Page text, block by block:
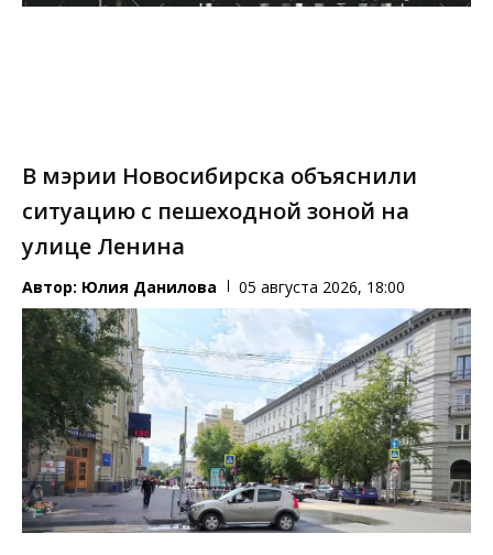
В мэрии Новосибирска объяснили
ситуацию с пешеходной зоной на
улице Ленина
Автор: Юлия Данилова 05 августа 2026, 18:00